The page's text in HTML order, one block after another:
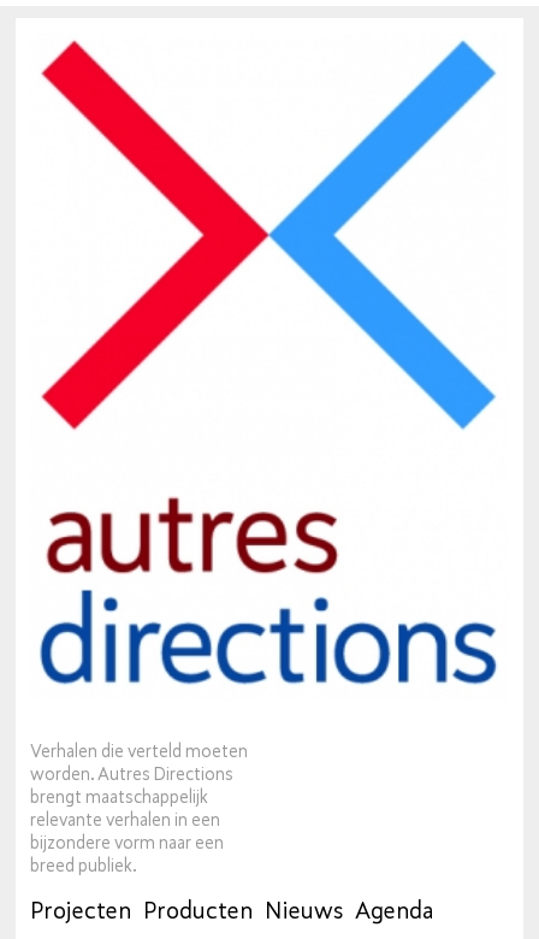
Verhalen die verteld moeten
worden. Autres Directions
brengt maatschappelijk
relevante verhalen in een
bijzondere vorm naar een
breed publiek.
Projecten Producten Nieuws Agenda